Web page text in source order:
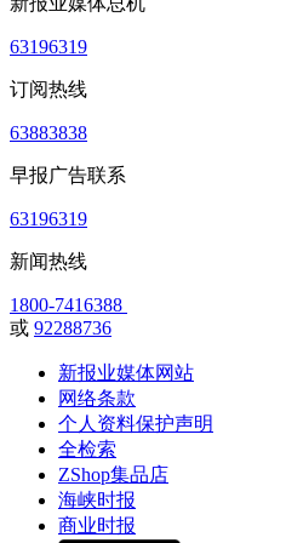
63196319
订阅热线
63883838
早报广告联系
63196319
新闻热线
1800-7416388
或 92288736
新报业媒体网站
网络条款
个人资料保护声明
全检索
ZShop集品店
海峡时报
商业时报